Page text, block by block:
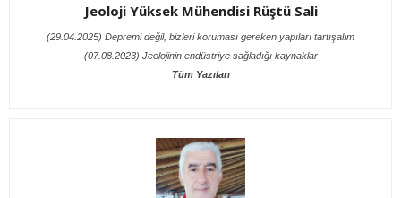
Jeoloji Yüksek Mühendisi Rüştü Sali
(29.04.2025) Depremi değil, bizleri koruması gereken yapıları tartışalım
(07.08.2023) Jeolojinin endüstriye sağladığı kaynaklar
Tüm Yazıları